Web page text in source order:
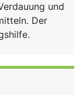
und
Der